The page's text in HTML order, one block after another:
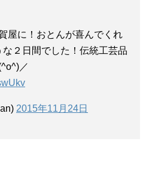
屋に！おとんが喜んでくれ
２日間でした！伝統工芸品
／
2015年11月24日